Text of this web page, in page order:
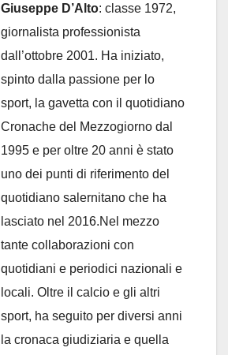
Giuseppe D’Alto: classe 1972,
giornalista professionista
dall’ottobre 2001. Ha iniziato,
spinto dalla passione per lo
sport, la gavetta con il quotidiano
Cronache del Mezzogiorno dal
1995 e per oltre 20 anni è stato
uno dei punti di riferimento del
quotidiano salernitano che ha
lasciato nel 2016.Nel mezzo
tante collaborazioni con
quotidiani e periodici nazionali e
locali. Oltre il calcio e gli altri
sport, ha seguito per diversi anni
la cronaca giudiziaria e quella